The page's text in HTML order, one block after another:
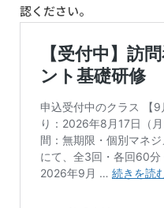
認ください。